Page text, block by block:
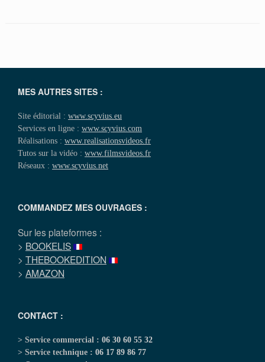
MES AUTRES SITES :
Site éditorial : www.scyvius.eu
Services en ligne : www.scyvius.com
Réalisations : www.realisationsvideos.fr
Tutos sur la vidéo : www.filmsvideos.fr
Réseaux : www.scyvius.net
COMMANDEZ MES OUVRAGES :
Sur les plateformes :
> BOOKELIS
> THEBOOKEDITION
> AMAZON
CONTACT :
> Service commercial : 06 30 60 55 32
> Service technique : 06 17 89 86 77